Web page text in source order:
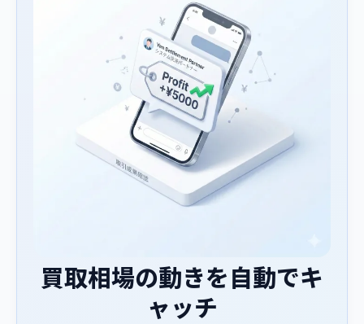
買取相場の動きを自動でキ
ャッチ